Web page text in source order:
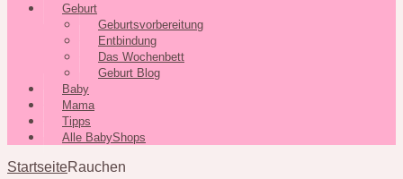
Geburt
Geburtsvorbereitung
Entbindung
Das Wochenbett
Geburt Blog
Baby
Mama
Tipps
Alle BabyShops
StartseiteRauchen